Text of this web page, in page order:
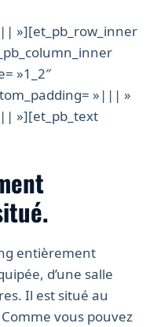
»][et_pb_row_inner
»1_2″
»||| »
»][et_pb_text
entièrement
d’une salle
Il est situé au
vous pouvez